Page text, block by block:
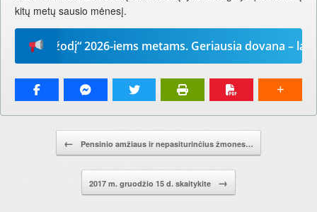
kitų metų sausio mėnesį.
žodį“ 2026-iems metams. Geriausia dovana –
Pranešimo navigacija.
← Pensinio amžiaus ir nepasiturinčius žmones…
2017 m. gruodžio 15 d. skaitykite →